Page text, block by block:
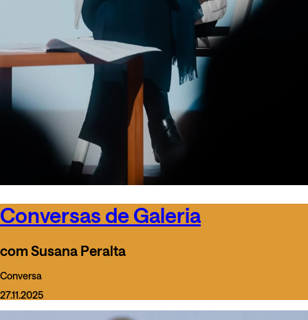
Conversas de Galeria
com Susana Peralta
Conversa
27.11.2025